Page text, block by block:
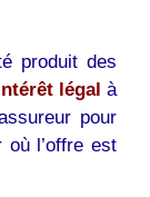
produit des
légal à
pour
où l’offre est